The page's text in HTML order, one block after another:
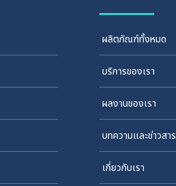
ผลิตภัณฑ์ทั้งหมด
บริการของเรา
ผลงานของเรา
บทความและข่าวสาร
เกี่ยวกับเรา